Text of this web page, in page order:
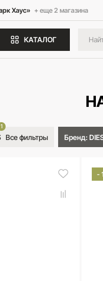
Хаус» + еще 2 магазина
КАТАЛОГ
1
Все фильтры Бренд:
-